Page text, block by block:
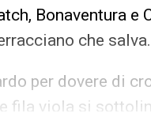
Bonaventura e
che
per dovere di
fila viola si